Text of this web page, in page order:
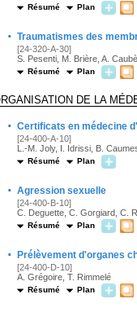
Résumé Plan
· Traumatismes des
[24-320-A-30]
S. Pesenti, M. Brière, A.
Résumé Plan
DE LA
· Certificats en médecine
[24-400-A-10]
L.-M. Joly, I. Idrissi, B.
Résumé Plan
· Agression sexuelle
[24-400-B-10]
C. Deguette, C. Gorgiard, C.
Résumé Plan
· Prélèvement d'organes
[24-400-D-10]
A. Grégoire, T. Rimmelé
Résumé Plan